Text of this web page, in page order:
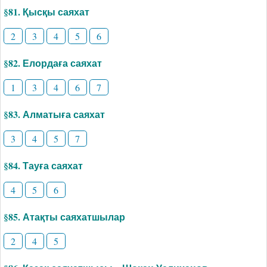
§81. Қысқы саяхат
2 3 4 5 6
§82. Елордаға саяхат
1 3 4 6 7
§83. Алматыға саяхат
3 4 5 7
§84. Тауға саяхат
4 5 6
§85. Атақты саяхатшылар
2 4 5